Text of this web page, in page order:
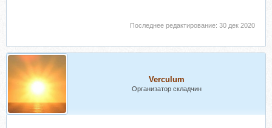
Последнее редактирование: 30 дек 2020
Verculum
Организатор складчин